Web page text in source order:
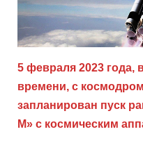
5 февраля 2023 года,
времени, с
запланирован пуск
М» с космическим